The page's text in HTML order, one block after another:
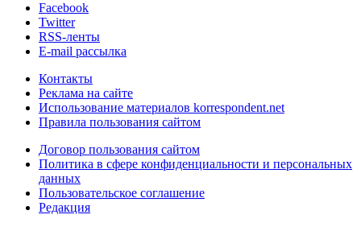
Facebook
Twitter
RSS-ленты
E-mail рассылка
Контакты
Реклама на сайте
Использование материалов korrespondent.net
Правила пользования сайтом
Договор пользования сайтом
Политика в сфере конфиденциальности и персональных
данных
Пользовательское соглашение
Редакция